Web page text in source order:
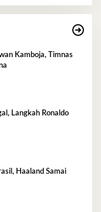
Kamboja, Timnas
Langkah Ronaldo
Haaland Samai